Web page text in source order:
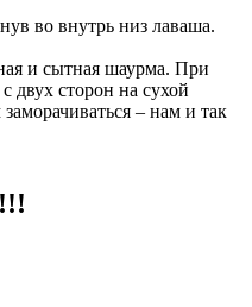
во внутрь низ лаваша.
и сытная шаурма. При
двух сторон на сухой
– нам и так